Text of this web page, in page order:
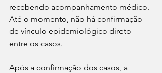
recebendo acompanhamento médico.
Até o momento, não há confirmação
de vínculo epidemiológico direto
entre os casos.
Após a confirmação dos casos, a